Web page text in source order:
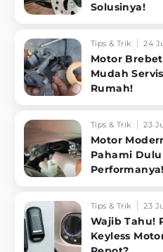
Solusinya!
Tips & Trik 24
Motor
Mudah
Rumah!
Tips & Trik 23
Motor
Pahami
Performanya!
Tips & Trik 23
Wajib Tahu!
Keyless